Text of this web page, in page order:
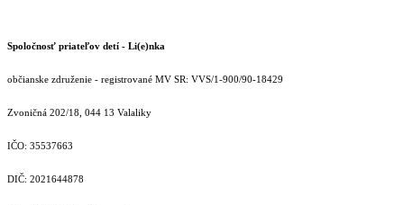
Spoločnosť priateľov detí - Li(e)nka
občianske združenie - registrované MV SR: VVS/1-900/90-18429
Zvoničná 202/18, 044 13 Valaliky
IČO: 35537663
DIČ: 2021644878